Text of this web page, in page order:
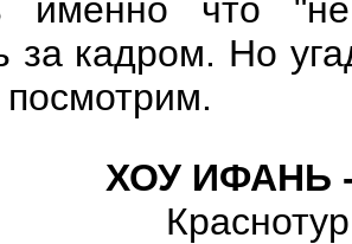
именно что
за кадром. Но
ХОУ ИФАНЬ